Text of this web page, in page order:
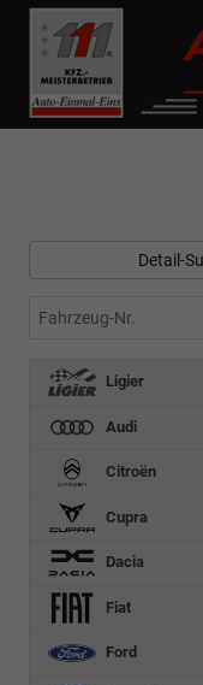
------------ Host Name :
Detail-
Fahrzeug-
Ligier
Audi
Citroën
Cupra
Dacia
Fiat
Ford